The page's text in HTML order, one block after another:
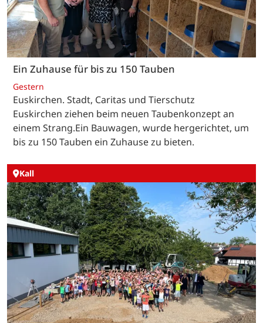
Ein Zuhause für bis zu 150 Tauben
Gestern
Euskirchen. Stadt, Caritas und Tierschutz
Euskirchen ziehen beim neuen Taubenkonzept an
einem Strang.Ein Bauwagen, wurde hergerichtet, um
bis zu 150 Tauben ein Zuhause zu bieten.
Kall